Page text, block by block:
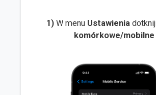
1) W menu Ustawienia dotknij
komórkowe/mobilne